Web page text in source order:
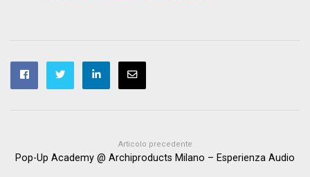
Articolo precedente
Pop-Up Academy @ Archiproducts Milano – Esperienza Audio